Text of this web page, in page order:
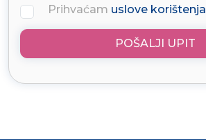
Prihvaćam uslove korištenja
POŠALJI UPIT